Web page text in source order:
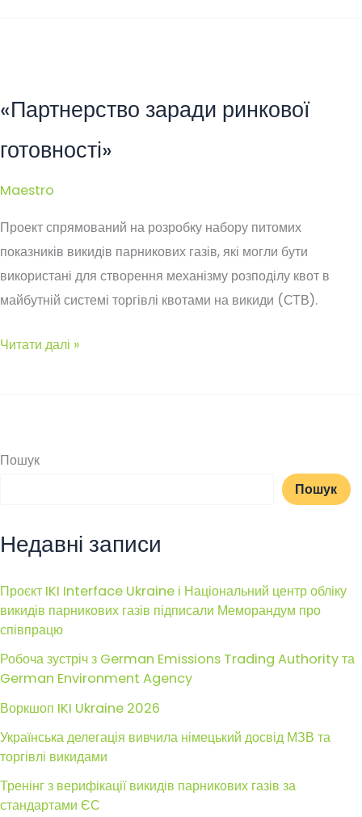
ФЕС
«Партнерство заради ринкової
готовності»
Maestro
Проект спрямований на розробку набору питомих
показників викидів парникових газів, які могли бути
використані для створення механізму розподілу квот в
майбутній системі торгівлі квотами на викиди (СТВ).
«Партнерство
Читати далі »
Пошук
Пошук
Недавні записи
Проєкт IKI Interface Ukraine і Національний центр обліку
викидів парникових газів підписали Меморандум про
співпрацю
Робоча зустріч з German Emissions Trading Authority та
German Environment Agency
Воркшоп IKI Ukraine 2026
Українська делегація вивчила німецький досвід МЗВ та
торгівлі викидами
Тренінг з верифікації викидів парникових газів за
стандартами ЄС